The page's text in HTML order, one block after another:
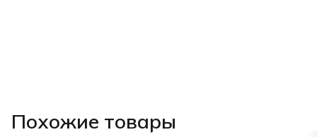
Похожие товары